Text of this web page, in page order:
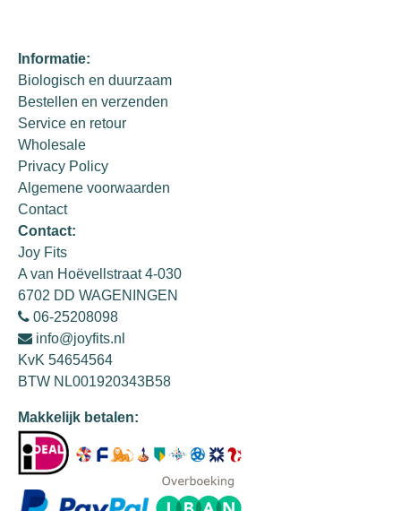
Informatie:
Biologisch en duurzaam
Bestellen en verzenden
Service en retour
Wholesale
Privacy Policy
Algemene voorwaarden
Contact
Contact:
Joy Fits
A van Hoëvellstraat 4-030
6702 DD WAGENINGEN
06-25208098
info@joyfits.nl
KvK 54654564
BTW NL001920343B58
Makkelijk betalen: